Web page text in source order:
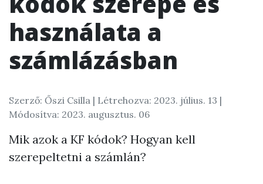
használata a
számlázásban
Szerző: Őszi Csilla | Létrehozva: 2023. július. 13 |
Módosítva: 2023. augusztus. 06
Mik azok a KF kódok? Hogyan kell
szerepeltetni a számlán?